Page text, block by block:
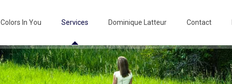
Colors In You Services Dominique Latteur Contact